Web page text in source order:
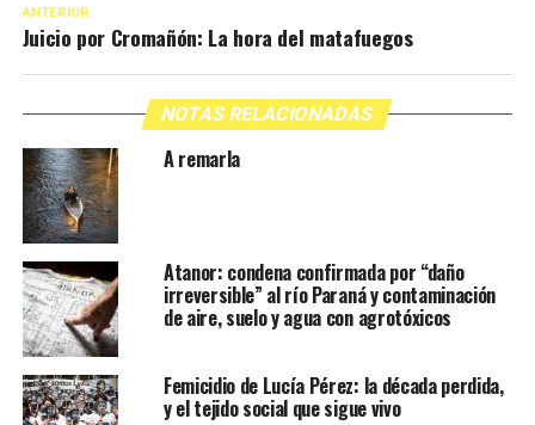
ANTERIOR
Juicio por Cromañón: La hora del matafuegos
NOTAS RELACIONADAS
A remarla
Atanor: condena confirmada por “daño
irreversible” al río Paraná y contaminación
de aire, suelo y agua con agrotóxicos
Femicidio de Lucía Pérez: la década perdida,
y el tejido social que sigue vivo